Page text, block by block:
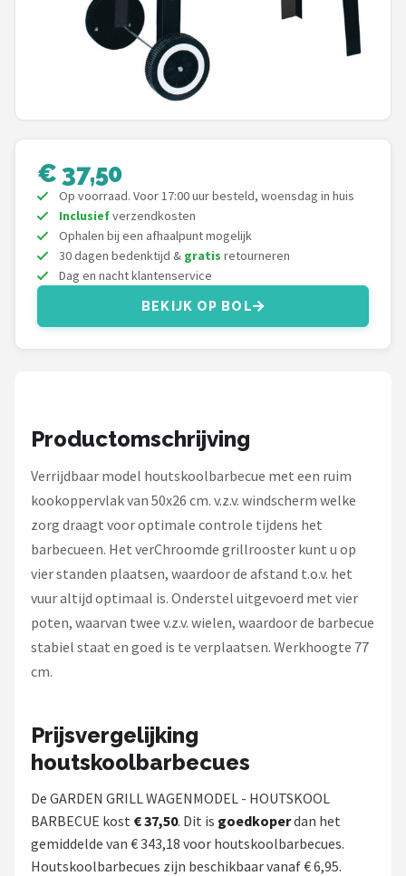
Big Green Egg
The Bastard
Napoleon
Yakiniku
Mustang
Patton
Kamado Joe
€ 37,50
Op voorraad. Voor 17:00 uur besteld, woensdag in huis
Inclusiefverzendkosten
Ophalen bij een afhaalpunt mogelijk
30 dagen bedenktijd & gratis retourneren
Dag en nacht klantenservice
BEKIJK OP BOL
Productomschrijving
Verrijdbaar model houtskoolbarbecue met een ruim
kookoppervlak van 50x26 cm. v.z.v. windscherm welke
zorg draagt voor optimale controle tijdens het
barbecueen. Het verChroomde grillrooster kunt u op
vier standen plaatsen, waardoor de afstand t.o.v. het
vuur altijd optimaal is. Onderstel uitgevoerd met vier
poten, waarvan twee v.z.v. wielen, waardoor de barbecue
stabiel staat en goed is te verplaatsen. Werkhoogte 77
cm.
Prijsvergelijking
houtskoolbarbecues
De GARDEN GRILL WAGENMODEL - HOUTSKOOL
BARBECUE kost € 37,50. Dit is goedkoperdan het
gemiddelde van € 343,18 voor houtskoolbarbecues.
Houtskoolbarbecues zijn beschikbaar vanaf € 6,95.